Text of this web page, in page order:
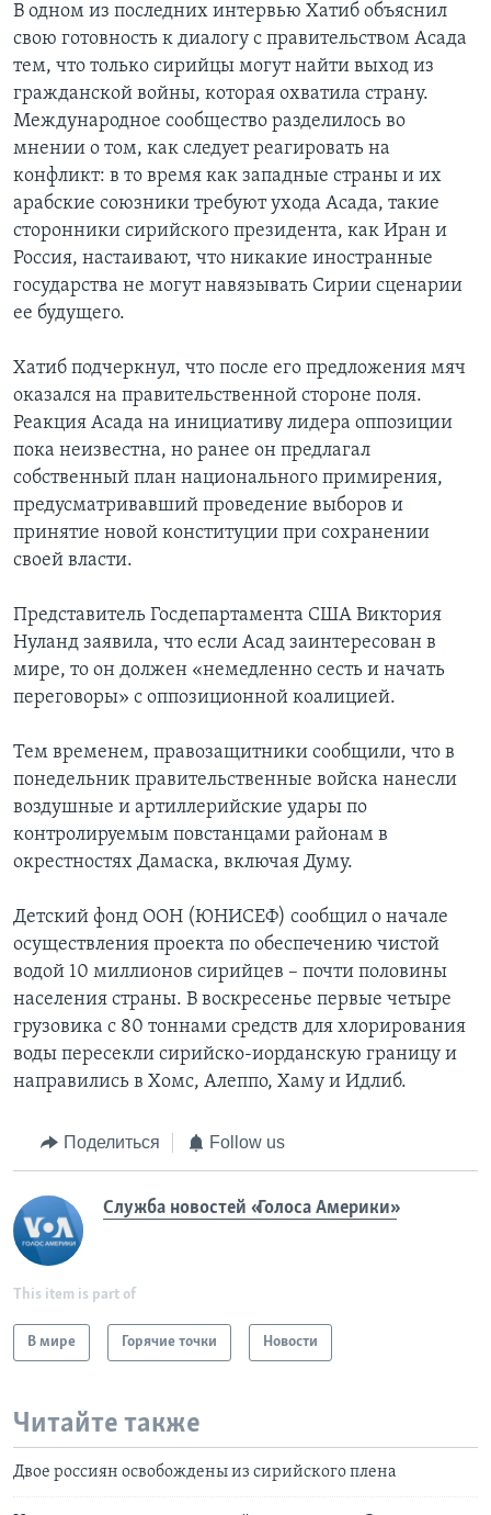
В одном из последних интервью Хатиб объяснил
свою готовность к диалогу с правительством Асада
тем, что только сирийцы могут найти выход из
гражданской войны, которая охватила страну.
Международное сообщество разделилось во
мнении о том, как следует реагировать на
конфликт: в то время как западные страны и их
арабские союзники требуют ухода Асада, такие
сторонники сирийского президента, как Иран и
Россия, настаивают, что никакие иностранные
государства не могут навязывать Сирии сценарии
ее будущего.
Хатиб подчеркнул, что после его предложения мяч
оказался на правительственной стороне поля.
Реакция Асада на инициативу лидера оппозиции
пока неизвестна, но ранее он предлагал
собственный план национального примирения,
предусматривавший проведение выборов и
принятие новой конституции при сохранении
своей власти.
Представитель Госдепартамента США Виктория
Нуланд заявила, что если Асад заинтересован в
мире, то он должен «немедленно сесть и начать
переговоры» с оппозиционной коалицией.
Тем временем, правозащитники сообщили, что в
понедельник правительственные войска нанесли
воздушные и артиллерийские удары по
контролируемым повстанцами районам в
окрестностях Дамаска, включая Думу.
Детский фонд ООН (ЮНИСЕФ) сообщил о начале
осуществления проекта по обеспечению чистой
водой 10 миллионов сирийцев – почти половины
населения страны. В воскресенье первые четыре
грузовика с 80 тоннами средств для хлорирования
воды пересекли сирийско-иорданскую границу и
направились в Хомс, Алеппо, Хаму и Идлиб.
Поделиться Follow us
Служба новостей «Голоса Америки»
This item is part of
В мире Горячие точки Новости
Читайте также
Двое россиян освобождены из сирийского плена